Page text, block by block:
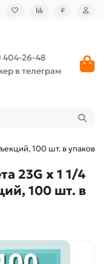
₽
404-26-48
в телеграм
100 шт. в упаковке
23G x 1 1/4
100 шт. в